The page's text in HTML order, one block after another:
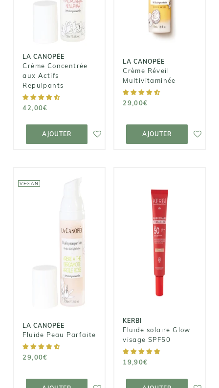
LA CANOPÉE
Crème Concentrée
aux Actifs
Repulpants
42,00€
AJOUTER
Concentrée
aux Actifs
Repulpants
42,00€
AJOUTER AU
PANIER
LA CANOPÉE
Crème Réveil
Multivitaminée
29,00€
AJOUTER
Crème Réveil
Multivitaminée
29,00€
AJOUTER AU
PANIER
VEGAN
LA CANOPÉE
Fluide Peau Parfaite
29,00€
LA CANOPÉE
Fluide Peau
Parfaite
29,00€
AJOUTER AU
PANIER
KERBI
Fluide solaire Glow
visage SPF50
19,90€
KERBI
Fluide solaire
Glow visage
SPF50
19,90€
AJOUTER AU
PANIER